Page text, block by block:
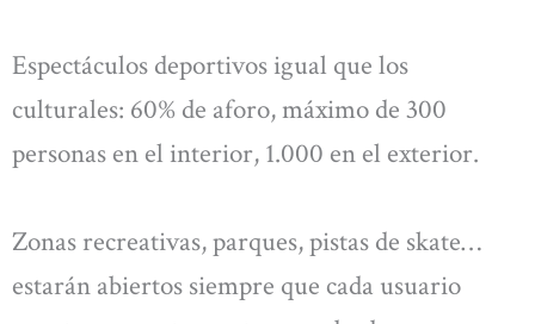
Espectáculos deportivos igual que los
culturales: 60% de aforo, máximo de 300
personas en el interior, 1.000 en el exterior.
Zonas recreativas, parques, pistas de skate…
estarán abiertos siempre que cada usuario